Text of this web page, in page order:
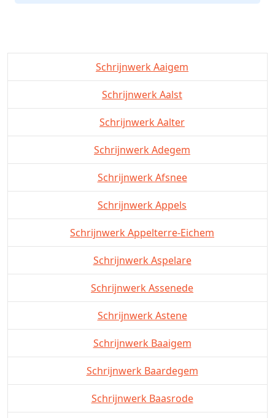
Schrijnwerk Aaigem
Schrijnwerk Aalst
Schrijnwerk Aalter
Schrijnwerk Adegem
Schrijnwerk Afsnee
Schrijnwerk Appels
Schrijnwerk Appelterre-Eichem
Schrijnwerk Aspelare
Schrijnwerk Assenede
Schrijnwerk Astene
Schrijnwerk Baaigem
Schrijnwerk Baardegem
Schrijnwerk Baasrode